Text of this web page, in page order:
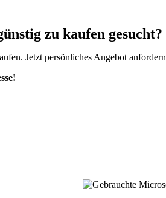
zu kaufen gesucht?
Jetzt persönliches Angebot